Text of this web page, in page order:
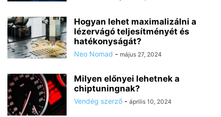
Hogyan lehet maximalizálni a
lézervágó teljesítményét és
hatékonyságát?
Neo Nomad - május 27, 2024
Milyen előnyei lehetnek a
chiptuningnak?
Vendég szerző - április 10, 2024